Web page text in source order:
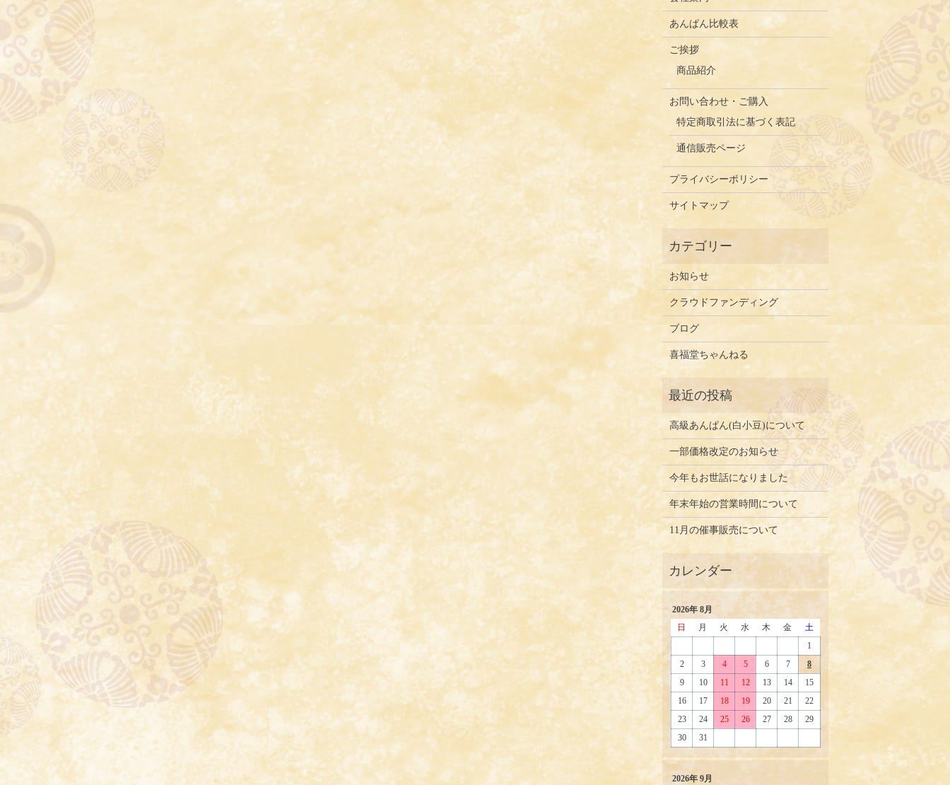
あんぱん比較表
ご挨拶
商品紹介
お問い合わせ・ご購入
特定商取引法に基づく表記
通信販売ページ
プライバシーポリシー
サイトマップ
お知らせ
クラウドファンディング
ブログ
喜福堂ちゃんねる
高級あんぱん(白小豆)について
一部価格改定のお知らせ
今年もお世話になりました
年末年始の営業時間について
11月の催事販売について
2026年 8月
日
月 火 水 木 金
土
1
2
3 4 5 6 7
8
9
10 11 12 13 14
15
16
17 18 19 20 21
22
23
24 25 26 27 28
29
30
31
2026年 9月